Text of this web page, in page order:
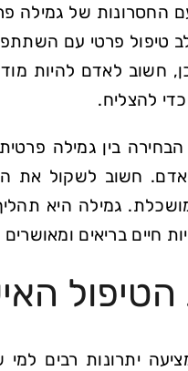
החסרונות של גמילה
טיפול פרטי עם
חשוב לאדם להיות
להצליח.
בין גמילה
חשוב לשקול את
גמילה היא
חיים בריאים ומאושרים
הטיפול
יתרונות רבים